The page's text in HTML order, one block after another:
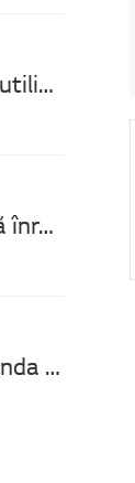
[Curățarea aparatului de aer condiționat LG] Cum se utilizează funcția de curățare a robotului
[Aparat de aer condiționat LG] Cum să conectați și să înregistrați dispozitive în aplicația LG ThinQ
[Telecomandă aparat de aer condiționat LG] Telecomanda nu funcționează